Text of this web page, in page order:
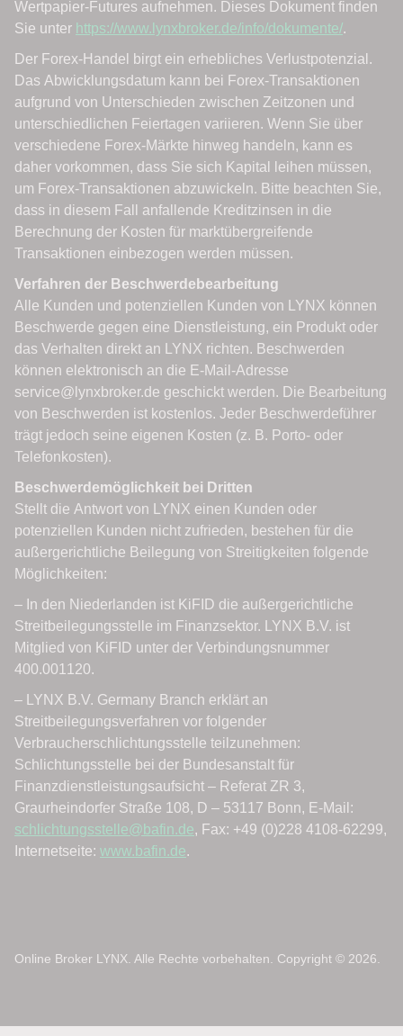
Online Broker LYNX. Alle Rechte vorbehalten. Copyright © 2026.